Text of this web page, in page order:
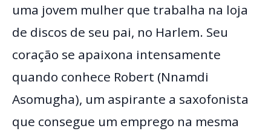
uma jovem mulher que trabalha na loja
de discos de seu pai, no Harlem. Seu
coração se apaixona intensamente
quando conhece Robert (Nnamdi
Asomugha), um aspirante a saxofonista
que consegue um emprego na mesma